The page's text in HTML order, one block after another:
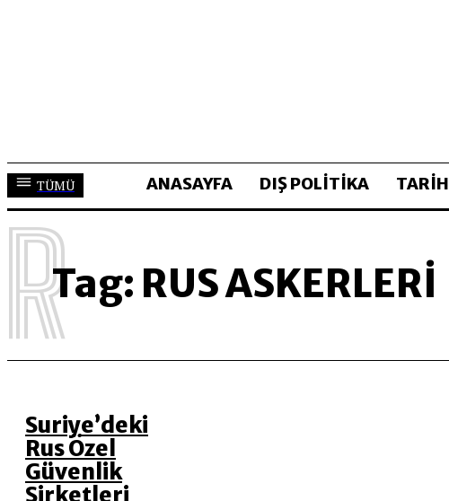
TÜMÜ ANASAYFA DIŞ POLİTİKA TARİH
Tag: RUS ASKERLERI
R
Suriye’deki
Rus Özel
Güvenlik
Şirketleri